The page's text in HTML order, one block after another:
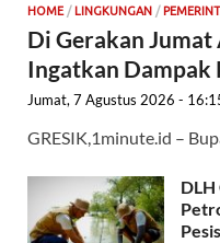
HOME / LINGKUNGAN /
Di Gerakan
Ingatkan Dampak
Jumat, 7 Agustus 2026 -
GRESIK,1minute.id –